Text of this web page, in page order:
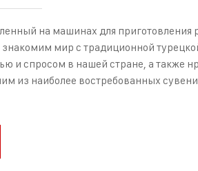
на машинах для приготовления
мир с традиционной
и спросом в нашей стране, а также
из наиболее востребованных